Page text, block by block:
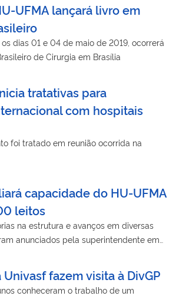
UFMA lançará livro em
os dias 01 e 04 de maio de 2019, ocorrerá
de Cirurgia em Brasília
tratativas para
com hospitais
foi tratado em reunião ocorrida na
capacidade do HU-UFMA
leitos
na estrutura e avanços em diversas
anunciados pela superintendente em
fazem visita à DivGP
conheceram o trabalho de um